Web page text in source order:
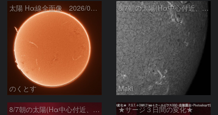
太陽 Hα線全面像 2026/08/07
のくとす
8/7朝の太陽(Hα中心付近、4498、4502付近)
Maki
8/7朝の太陽(Hα中心付近、プロミネンス) ★サージ３日間の変化★